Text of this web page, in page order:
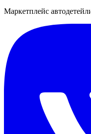
Маркетплейс